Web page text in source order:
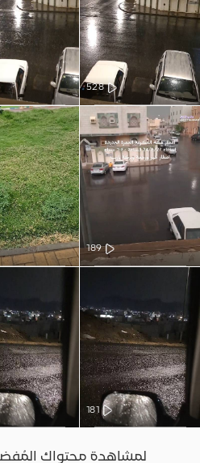
528
189
181
لمشاهدة محتواك